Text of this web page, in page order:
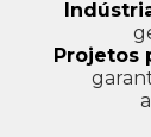
Projetos